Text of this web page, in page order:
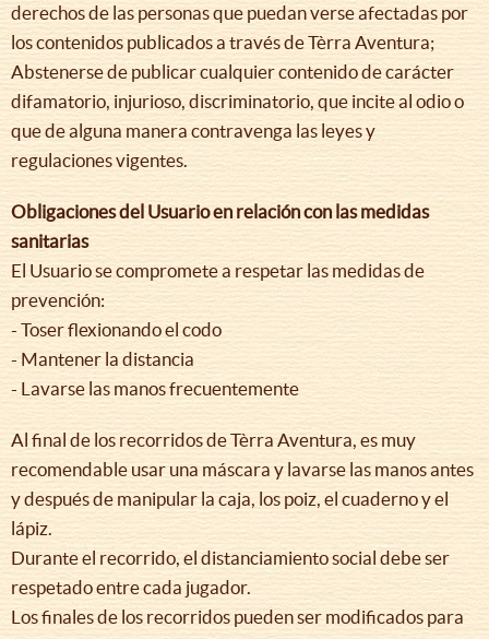
derechos de las personas que puedan verse afectadas por
los contenidos publicados a través de Tèrra Aventura;
Abstenerse de publicar cualquier contenido de carácter
difamatorio, injurioso, discriminatorio, que incite al odio o
que de alguna manera contravenga las leyes y
regulaciones vigentes.
Obligaciones del Usuario en relación con las medidas
sanitarias
El Usuario se compromete a respetar las medidas de
prevención:
- Toser flexionando el codo
- Mantener la distancia
- Lavarse las manos frecuentemente
Al final de los recorridos de Tèrra Aventura, es muy
recomendable usar una máscara y lavarse las manos antes
y después de manipular la caja, los poiz, el cuaderno y el
lápiz.
Durante el recorrido, el distanciamiento social debe ser
respetado entre cada jugador.
Los finales de los recorridos pueden ser modificados para